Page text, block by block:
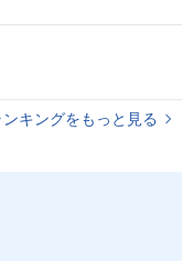
キングをもっと見る